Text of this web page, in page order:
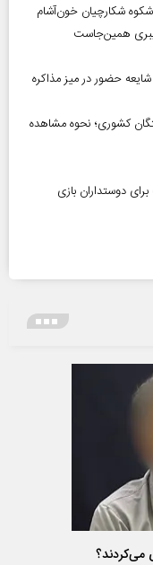
همین‌جاست
حضور در میز مذاکره
بازنشستگان کشوری؛ نحوه مشاهده
می‌کردند؟